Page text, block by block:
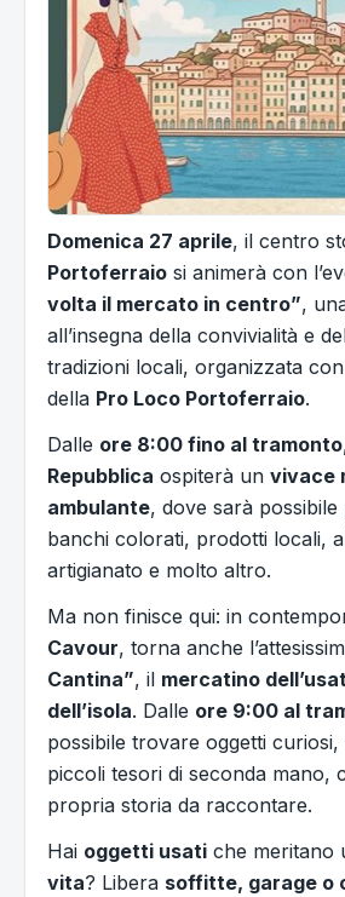
Domenica 27 aprile, il centro
Portoferraio si animerà con
volta il mercato in centro”,
all’insegna della convivialità e
tradizioni locali, organizzata
della Pro Loco Portoferraio.
Dalle ore 8:00 fino al tramonto
Repubblica ospiterà un vivace
ambulante, dove sarà possibile
banchi colorati, prodotti locali,
artigianato e molto altro.
Ma non finisce qui: in
Cavour, torna anche
Cantina”, il mercatino
dell’isola. Dalle ore 9:00 al
possibile trovare oggetti curiosi,
piccoli tesori di seconda mano,
propria storia da raccontare.
Hai oggetti usati che meritano
vita? Libera soffitte, garage o